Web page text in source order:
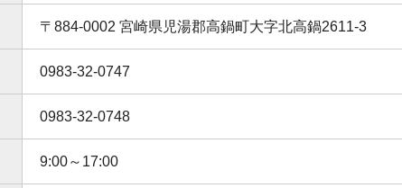
〒884-0002 宮崎県児湯郡高鍋町大字北高鍋2611-3
0983-32-0747
0983-32-0748
9:00～17:00